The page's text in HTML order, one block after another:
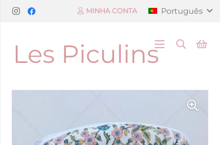
MINHA CONTA Português